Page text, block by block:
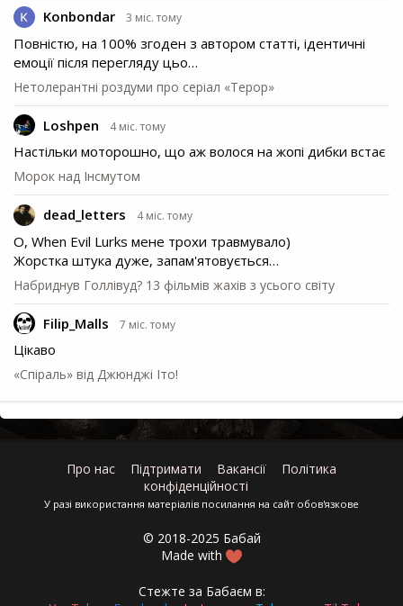
Konbondar 3 міс. тому
Повністю, на 100% згоден з автором статті, ідентичні
емоції після перегляду цьо…
Нетолерантні роздуми про серіал «Терор»
Loshpen 4 міс. тому
Настільки моторошно, що аж волося на жопі дибки встає
Морок над Інсмутом
dead_letters 4 міс. тому
О, When Evil Lurks мене трохи травмувало)
Жорстка штука дуже, запам'ятовується…
Набриднув Голлівуд? 13 фільмів жахів з усього світу
Filip_Malls 7 міс. тому
Цікаво
«Спіраль» від Джюнджі Іто!
Про нас Підтримати Вакансії
Політика
конфіденційності
У разі використання матеріалів посилання на сайт обов'язкове
© 2018-2025 Бабай
Made with
Стежте за Бабаєм в: